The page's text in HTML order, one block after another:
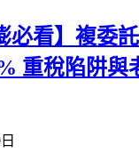
必看】複委
重稅陷阱與